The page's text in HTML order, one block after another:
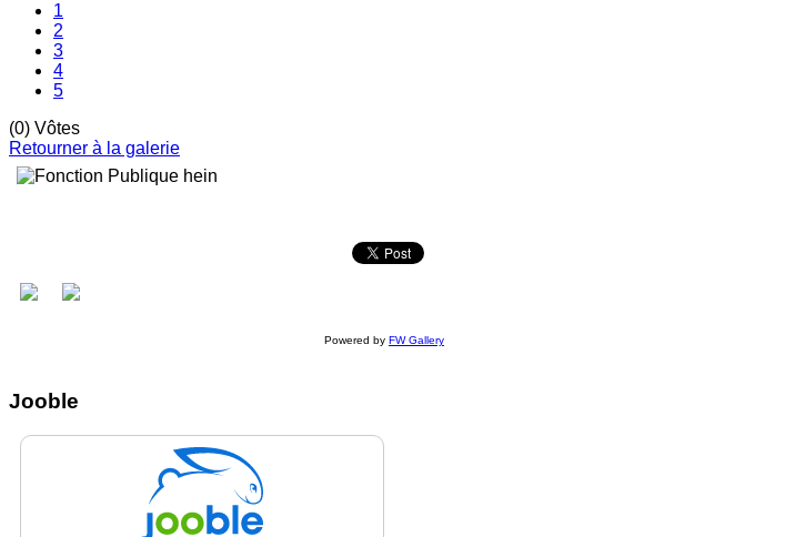
1
2
3
4
5
(0) Vôtes
Retourner à la galerie
Powered by FW Gallery
Jooble